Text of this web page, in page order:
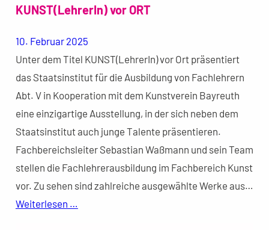
KUNST(LehrerIn) vor ORT
10. Februar 2025
Unter dem Titel KUNST(LehrerIn) vor Ort präsentiert
das Staatsinstitut für die Ausbildung von Fachlehrern
Abt. V in Kooperation mit dem Kunstverein Bayreuth
eine einzigartige Ausstellung, in der sich neben dem
Staatsinstitut auch junge Talente präsentieren.
Fachbereichsleiter Sebastian Waßmann und sein Team
stellen die Fachlehrerausbildung im Fachbereich Kunst
vor. Zu sehen sind zahlreiche ausgewählte Werke aus…
Weiterlesen …